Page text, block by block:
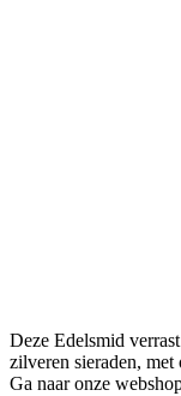
Deze Edelsmid
zilveren sieraden, met
Ga naar onze